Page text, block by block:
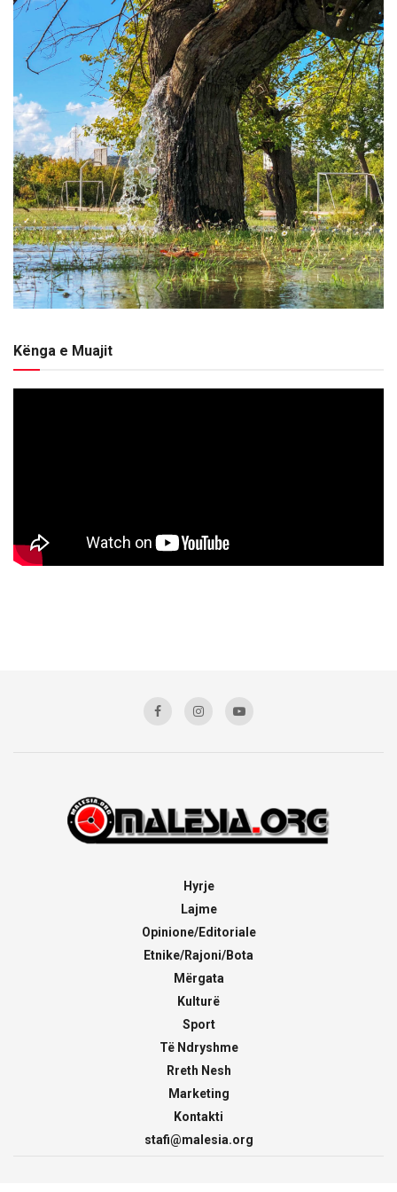
Kënga e Muajit
Hyrje
Lajme
Opinione/Editoriale
Etnike/Rajoni/Bota
Mërgata
Kulturë
Sport
Të Ndryshme
Rreth Nesh
Marketing
Kontakti
stafi@malesia.org